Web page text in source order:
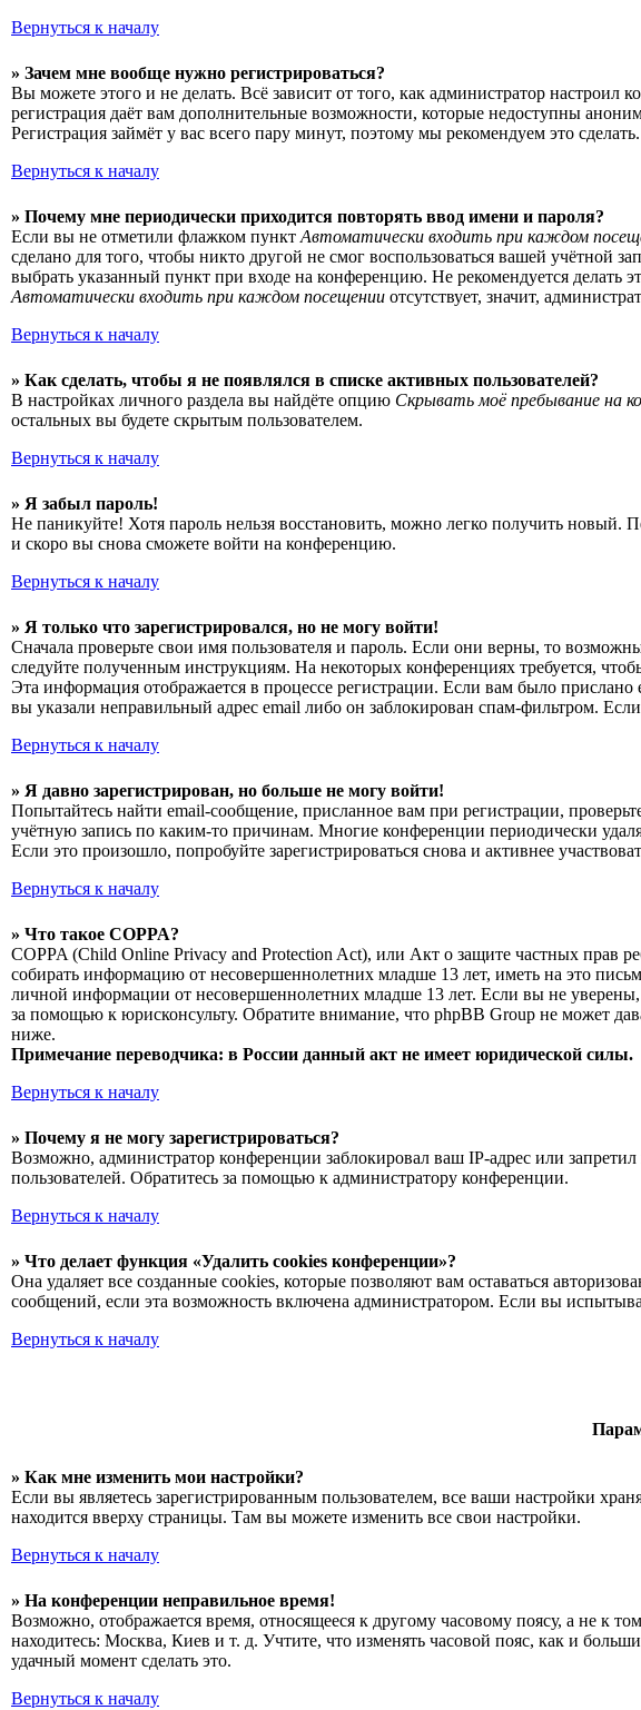
Вернуться к началу
» Зачем мне вообще нужно регистрироваться?
Вы можете этого и не делать. Всё зависит от того, как администратор
регистрация даёт вам дополнительные возможности, которые недоступны
Регистрация займёт у вас всего пару минут, поэтому мы рекомендуем это сделать.
Вернуться к началу
» Почему мне периодически приходится повторять ввод имени и пароля?
Если вы не отметили флажком пункт Автоматически входить при каждом
сделано для того, чтобы никто другой не смог воспользоваться вашей учётной
выбрать указанный пункт при входе на конференцию. Не рекомендуется делать
Автоматически входить при каждом посещении отсутствует, значит,
Вернуться к началу
» Как сделать, чтобы я не появлялся в списке активных пользователей?
В настройках личного раздела вы найдёте опцию Скрывать моё пребывание на
остальных вы будете скрытым пользователем.
Вернуться к началу
» Я забыл пароль!
Не паникуйте! Хотя пароль нельзя восстановить, можно легко получить
и скоро вы снова сможете войти на конференцию.
Вернуться к началу
» Я только что зарегистрировался, но не могу войти!
Сначала проверьте свои имя пользователя и пароль. Если они верны, то
следуйте полученным инструкциям. На некоторых конференциях требуется,
Эта информация отображается в процессе регистрации. Если вам было
вы указали неправильный адрес email либо он заблокирован спам-фильтром.
Вернуться к началу
» Я давно зарегистрирован, но больше не могу войти!
Попытайтесь найти email-сообщение, присланное вам при регистрации,
учётную запись по каким-то причинам. Многие конференции периодически
Если это произошло, попробуйте зарегистрироваться снова и активнее
Вернуться к началу
» Что такое COPPA?
COPPA (Child Online Privacy and Protection Act), или Акт о защите частных прав
собирать информацию от несовершеннолетних младше 13 лет, иметь на это
личной информации от несовершеннолетних младше 13 лет. Если вы не
за помощью к юрисконсульту. Обратите внимание, что phpBB Group не может
ниже.
Примечание переводчика: в России данный акт не имеет юридической силы.
Вернуться к началу
» Почему я не могу зарегистрироваться?
Возможно, администратор конференции заблокировал ваш IP-адрес или
пользователей. Обратитесь за помощью к администратору конференции.
Вернуться к началу
» Что делает функция «Удалить cookies конференции»?
Она удаляет все созданные cookies, которые позволяют вам оставаться
сообщений, если эта возможность включена администратором. Если вы
Вернуться к началу
» Как мне изменить мои настройки?
Если вы являетесь зарегистрированным пользователем, все ваши настройки
находится вверху страницы. Там вы можете изменить все свои настройки.
Вернуться к началу
» На конференции неправильное время!
Возможно, отображается время, относящееся к другому часовому поясу, а не к
находитесь: Москва, Киев и т. д. Учтите, что изменять часовой пояс, как и
удачный момент сделать это.
Вернуться к началу